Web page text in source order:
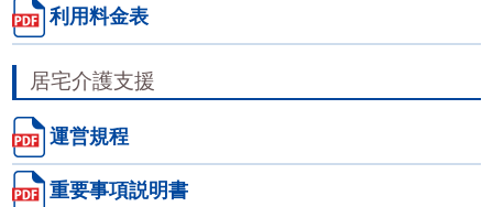
利用料金表
居宅介護支援
運営規程
重要事項説明書